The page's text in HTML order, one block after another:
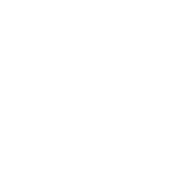
Na javno povabilo